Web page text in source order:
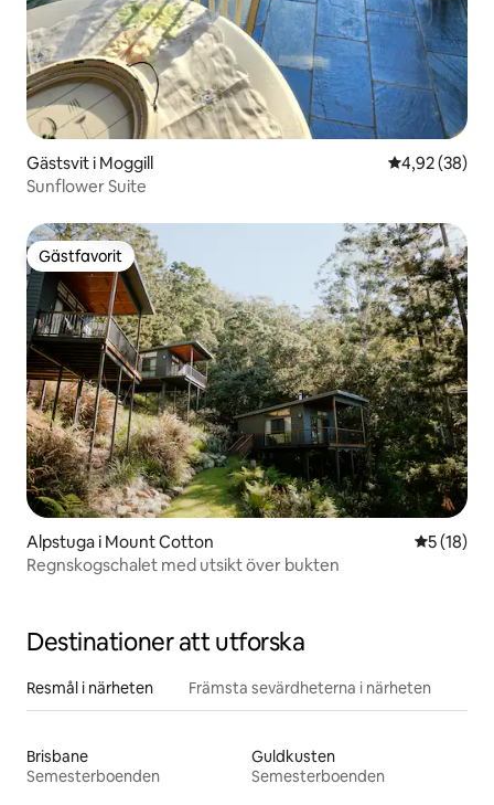
Gästsvit i Moggill 4,92 av 5 i
4,92 (38)
Sunflower Suite
Gästfavorit
Gästfavorit
Alpstuga i Mount Cotton 5 av 5 i
5 (18)
Regnskogschalet med utsikt över bukten
Destinationer att utforska
Resmål i närheten Främsta sevärdheterna i närheten
Brisbane
Semesterboenden
Guldkusten
Semesterboenden